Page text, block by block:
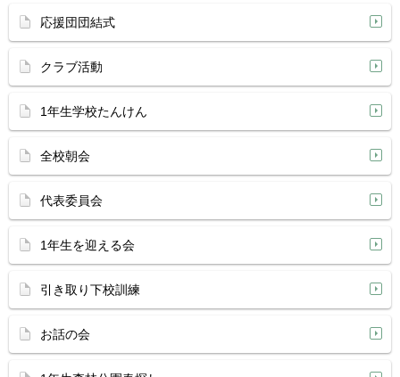
応援団団結式
クラブ活動
1年生学校たんけん
全校朝会
代表委員会
1年生を迎える会
引き取り下校訓練
お話の会